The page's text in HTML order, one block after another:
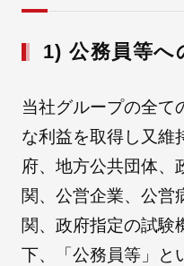
1) 公務員等へ
当社グループの全て
な利益を取得し又維
府、地方公共団体、
関、公営企業、公営
関、政府指定の試験
下、「公務員等」と